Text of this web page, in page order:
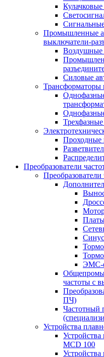
Промышленные
выключатели-
Воздушные
Силовые
Трансформаторы
Проходные
Преобразователи
Преобразователи
ЭМС-
частоты с
ПЧ)
Частотный
Устройства
Устройства
MCD 100
Устройства